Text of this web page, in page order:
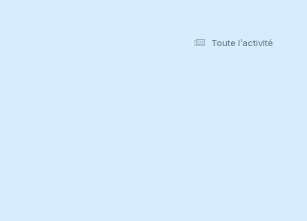
Toute l’activité